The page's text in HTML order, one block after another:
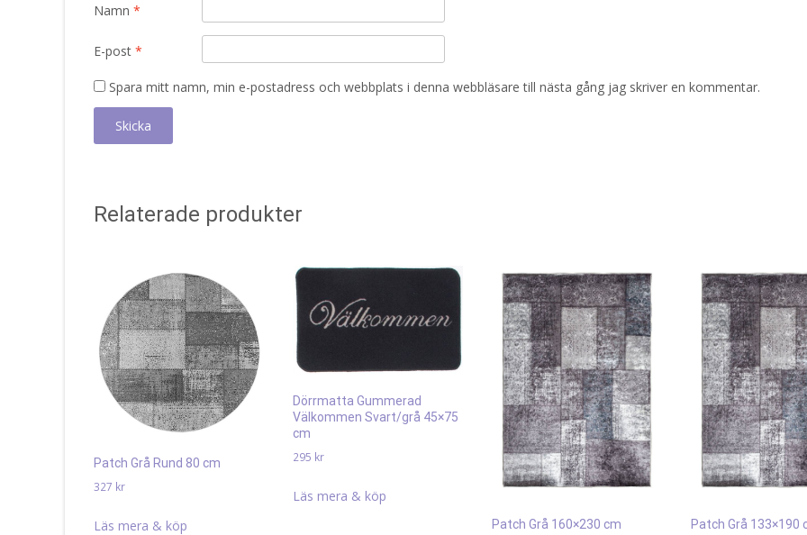
Namn *
E-post *
Spara mitt namn, min e-postadress och webbplats i denna webbläsare till nästa gång jag skriver en kommentar.
Relaterade produkter
Patch Grå Rund 80 cm
327 kr
Läs mera & köp
Dörrmatta Gummerad
Välkommen Svart/grå 45×75
cm
295 kr
Läs mera & köp
Patch Grå 160×230 cm Patch Grå 133×190